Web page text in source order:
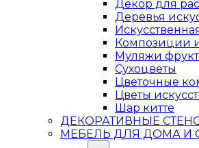
Декор для
Деревья
Композиции
Муляжи
Сухоцветы
Цветочные
Цветы
Шар китте
ДЕКОРАТИВНЫЕ
МЕБЕЛЬ ДЛЯ ДОМА И